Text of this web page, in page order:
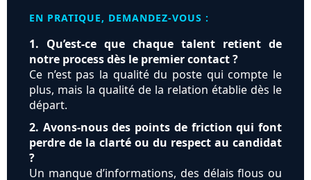
EN PRATIQUE, DEMANDEZ-VOUS :
1. Qu’est-ce que chaque talent retient de
notre process dès le premier contact ?
Ce n’est pas la qualité du poste qui compte le
plus, mais la qualité de la relation établie dès le
départ.
2. Avons-nous des points de friction qui font
perdre de la clarté ou du respect au candidat
?
Un manque d’informations, des délais flous ou